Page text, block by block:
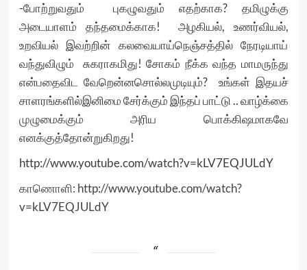
-போற்றுவதும் புகழுவதும் எதற்காக? தமிழுக்கு
அடையாளம் தந்தமைக்காக! அழகியல், உணர்வியல்,
உறவியல் இவற்றின் கலவையாய்நெஞ்சத்தில் நேரடியாய்
வந்துவிழும் சுகராகமிது! சோகம் நீக்க வந்த மாமருந்து
என்பதைவிட வேறென்னசொல்லமுடியும்? உங்கள் இதயச்
சாளரங்களில்இனிமை சேர்க்கும் இந்தப் பாட்டு .. வாழ்க்கை
முழுமைக்கும் அரிய பொக்கிஷமாகவே
எனக்குத்தோன்றுகிறது!
http://www.youtube.com/watch?v=kLV7EQJULdY
காணொளி: http://www.youtube.com/watch?
v=kLV7EQJULdY